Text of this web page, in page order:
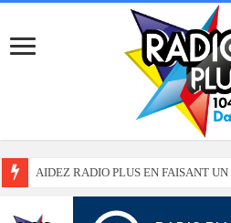
AIDEZ RADIO PLUS EN FAISANT